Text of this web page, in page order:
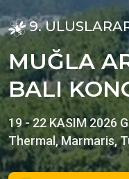
9.
MUĞLA A
BALI KON
19 - 22 KASIM 2026
Thermal, Marmaris,